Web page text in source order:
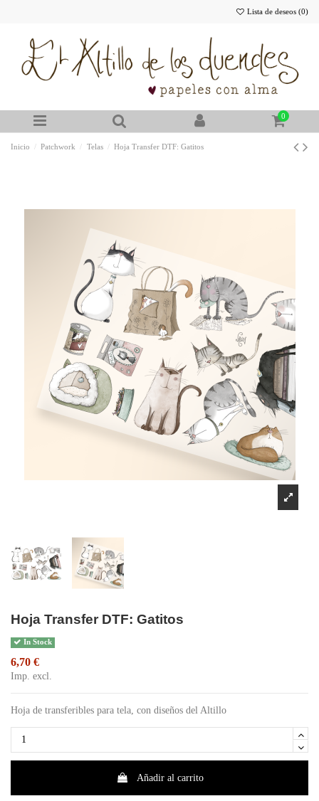
Lista de deseos (0)
0
Inicio Patchwork Telas Hoja Transfer DTF: Gatitos
Hoja Transfer DTF: Gatitos
In Stock
6,70 €
Imp. excl.
Hoja de transferibles para tela, con diseños del Altillo
Añadir al carrito